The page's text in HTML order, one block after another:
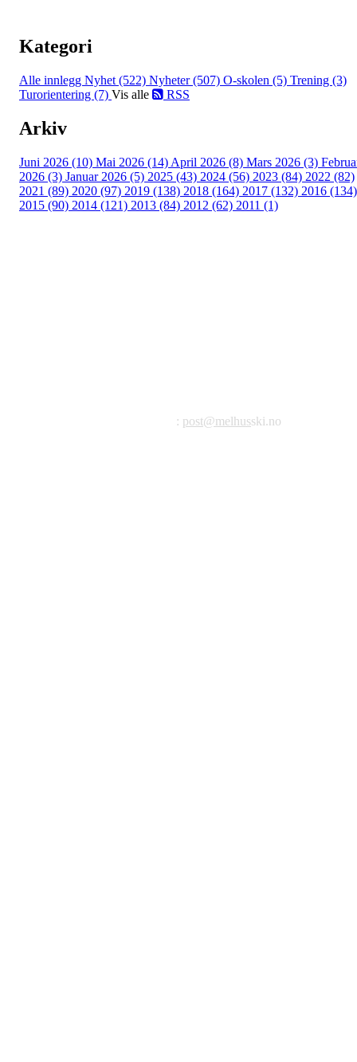
Kategori
Alle innlegg Nyhet (522) Nyheter (507) O-skolen (5) Trening (3)
Turorientering (7) Vis alle RSS
Arkiv
Juni 2026 (10) Mai 2026 (14) April 2026 (8) Mars 2026 (3)
2026 (3) Januar 2026 (5) 2025 (43) 2024 (56) 2023 (84) 2022 (82)
2021 (89) 2020 (97) 2019 (138) 2018 (164) 2017 (132) 2016 (134)
2015 (90) 2014 (121) 2013 (84) 2012 (62) 2011 (1)
: post@melhusski.no